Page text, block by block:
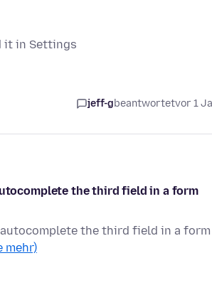
it in Settings
jeff-gbeantwortetvor 1
the third field in a form
the third field in a form
mehr)